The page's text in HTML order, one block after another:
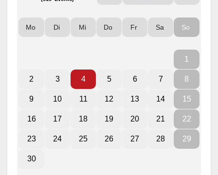
Mo Di Mi Do Fr Sa So
1
2 3 4 5 6 7 8
9 10 11 12 13 14 15
16 17 18 19 20 21 22
23 24 25 26 27 28 29
30